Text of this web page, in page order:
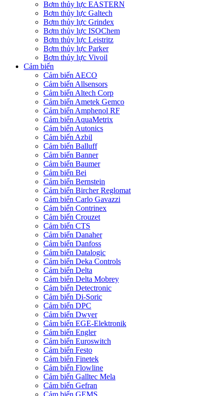
Bơm thủy lực EASTERN
Bơm thủy lực Galtech
Bơm thủy lực Grindex
Bơm thủy lực ISOChem
Bơm thủy lực Leistritz
Bơm thủy lực Parker
Bơm thủy lực Vivoil
Cảm biến
Cảm biến AECO
Cảm biến Allsensors
Cảm biến Altech Corp
Cảm biến Ametek Gemco
Cảm biến Amphenol RF
Cảm biến AquaMetrix
Cảm biến Autonics
Cảm biến Azbil
Cảm biến Balluff
Cảm biến Banner
Cảm biến Baumer
Cảm biến Bei
Cảm biến Bernstein
Cảm biến Bircher Reglomat
Cảm biến Carlo Gavazzi
Cảm biến Contrinex
Cảm biến Crouzet
Cảm biến CTS
Cảm biến Danaher
Cảm biến Danfoss
Cảm biến Datalogic
Cảm biến Deka Controls
Cảm biến Delta
Cảm biến Delta Mobrey
Cảm biến Detectronic
Cảm biến Di-Soric
Cảm biến DPC
Cảm biến Dwyer
Cảm biến EGE-Elektronik
Cảm biến Engler
Cảm biến Euroswitch
Cảm biến Festo
Cảm biến Finetek
Cảm biến Flowline
Cảm biến Galltec Mela
Cảm biến Gefran